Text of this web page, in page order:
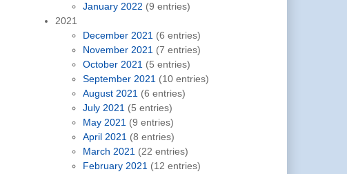
January 2022 (9 entries)
2021
December 2021 (6 entries)
November 2021 (7 entries)
October 2021 (5 entries)
September 2021 (10 entries)
August 2021 (6 entries)
July 2021 (5 entries)
May 2021 (9 entries)
April 2021 (8 entries)
March 2021 (22 entries)
February 2021 (12 entries)